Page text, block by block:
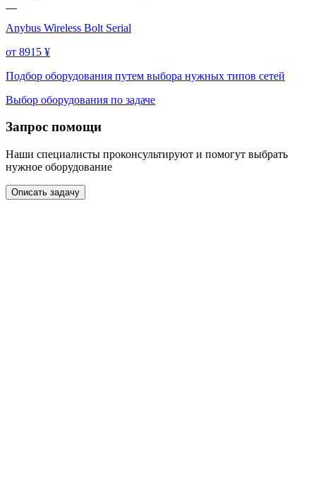
Anybus Wireless Bolt Serial
от 8915 ¥
Подбор оборудования путем выбора нужных типов сетей
Выбор оборудования по задаче
Запрос помощи
Наши специалисты проконсультируют и помогут выбрать
нужное оборудование
Описать задачу